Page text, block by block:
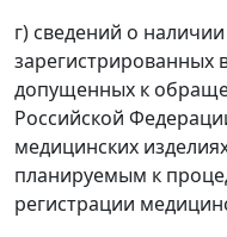
г) сведений о
зарегистрированных
допущенных к
Российской
медицинских
планируемым к
регистрации